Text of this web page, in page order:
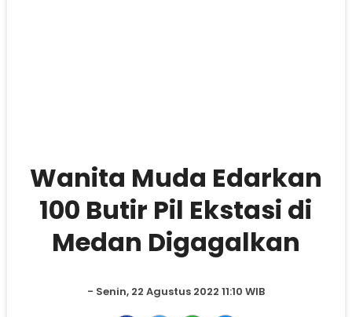
Wanita Muda Edarkan
100 Butir Pil Ekstasi di
Medan Digagalkan
- Senin, 22 Agustus 2022 11:10 WIB